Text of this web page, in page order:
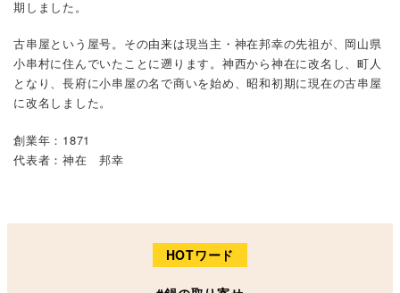
期しました。
古串屋という屋号。その由来は現当主・神在邦幸の先祖が、岡山県
小串村に住んでいたことに遡ります。神西から神在に改名し、町人
となり、長府に小串屋の名で商いを始め、昭和初期に現在の古串屋
に改名しました。
創業年：1871
代表者：神在 邦幸
HOTワード